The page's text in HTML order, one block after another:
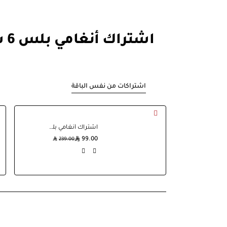
اشتراك أنغامي بلس 6 شهور
اشتراكات من نفس الباقة
اشتراك أنغامي بلس سنة
99.00
239.00